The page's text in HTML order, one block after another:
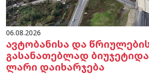
06.08.2026
ავტობანისა და
გასანათებლად
ლარი დაიხარჯება